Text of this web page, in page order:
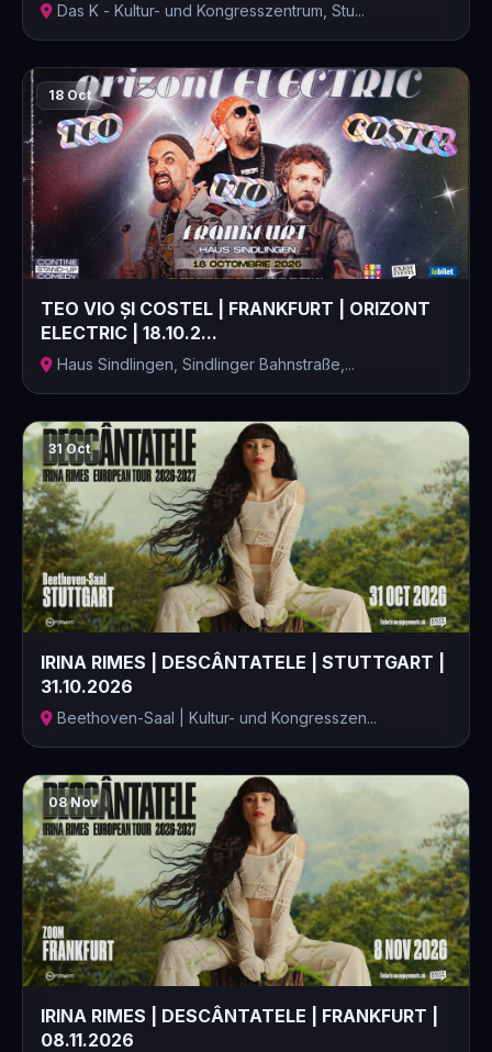
Das K - Kultur- und Kongresszentrum, Stu...
18 Oct
TEO VIO ȘI COSTEL | FRANKFURT | ORIZONT
ELECTRIC | 18.10.2...
Haus Sindlingen, Sindlinger Bahnstraße,...
31 Oct
IRINA RIMES | DESCÂNTATELE | STUTTGART |
31.10.2026
Beethoven-Saal | Kultur- und Kongresszen...
08 Nov
IRINA RIMES | DESCÂNTATELE | FRANKFURT |
08.11.2026